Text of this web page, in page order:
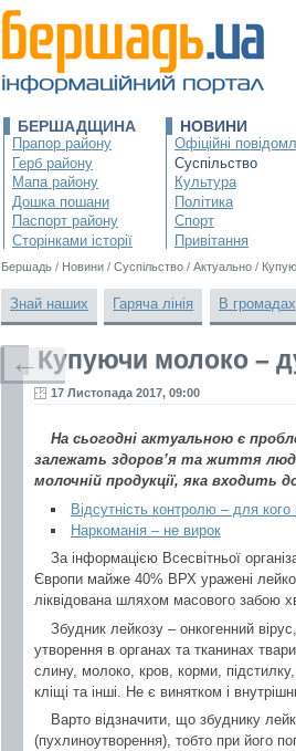
БЕРШАДЩИНА
Прапор району
Герб району
Мапа району
Дошка пошани
Паспорт району
Сторінками історії
НОВИНИ
Офіційні
Суспільство
Культура
Політика
Спорт
Привітання
Бершадь / Новини / Суспільство / Актуально /
Знай наших Гаряча лінія В громадах
Купуючи молоко –
17 Листопада 2017, 09:00
На сьогодні актуальною є
залежать здоров’я та життя
молочній продукції, яка входить
Відсутність контролю – для
Наркоманія – не вирок
За інформацією Всесвітньої
Європи майже 40% ВРХ уражені
ліквідована шляхом масового забою
Збудник лейкозу – онкогенний
утворення в органах та тканинах
слину, молоко, кров, корми,
кліщі та інші. Не є винятком і
Варто відзначити, що збуднику
(пухлиноутворення), тобто при його
←